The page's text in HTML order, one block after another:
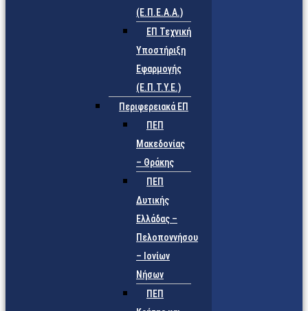
(Ε.Π.Ε.Α.Α.)
ΕΠ Τεχνική
Υποστήριξη
Εφαρμογής
(Ε.Π.Τ.Υ.Ε.)
Περιφερειακά ΕΠ
ΠΕΠ
Μακεδονίας
– Θράκης
ΠΕΠ
Δυτικής
Ελλάδας –
Πελοποννήσου
– Ιονίων
Νήσων
ΠΕΠ